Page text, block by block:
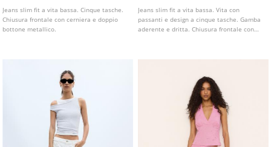
Jeans slim fit a vita bassa. Cinque tasche.
Chiusura frontale con cerniera e doppio
bottone metallico.
Jeans slim fit a vita bassa. Vita con
passanti e design a cinque tasche. Gamba
aderente e dritta. Chiusura frontale con